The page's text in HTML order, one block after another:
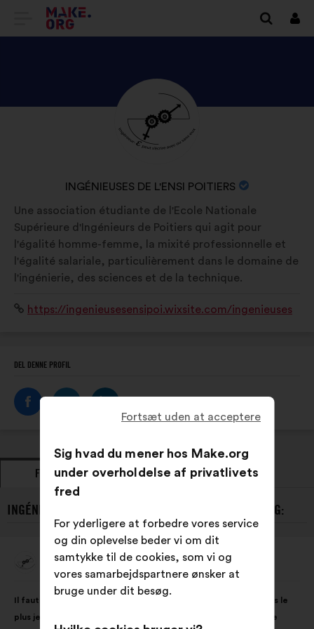
TILBAGE
MAKE.ORG’S
STARTSIDE
Log
på
SE
INGÉNIEUSES
PROFIL
ORGANISATIONENS
NAVN:
INGÉNIEUSES DE L'ENSI POITIERS
Biografi:
Une association étudiante de l'Ecole Nationale
Supérieure d'Ingénieurs de Poitiers qui agit pour
l'égalité homme-femme, la mixité professionnelle et
l'égalité salariale, particulièrement dans le domaine de
l'ingénierie, des sciences et de la technique.
Websted:
https://ingenieusesensipoi.wixsite.com/ingenieuses
DEL DENNE PROFIL
FORSLAG HOLDNINGER
INGÉNIEUSES DE L'ENSI POITIERS’S SENESTE FORSLAG:
Forslag
Ingénieuses De L'ENSI Poitiers
Forslagets
indhold:
Il faut éduquer les filles et les garçons à l'égalité des sexes dès le
plus jeune âge pour que tous aient les mêmes opportunités de
følgende
fordeling:
Fortsæt uden at acceptere
Sig hvad du mener hos Make.org
under overholdelse af privatlivets
fred
For yderligere at forbedre vores service
og din oplevelse beder vi om dit
samtykke til de cookies, som vi og
vores samarbejdspartnere ønsker at
bruge under dit besøg.